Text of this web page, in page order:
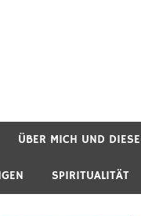
ÜBER MICH UND
SPIRITUALITÄT